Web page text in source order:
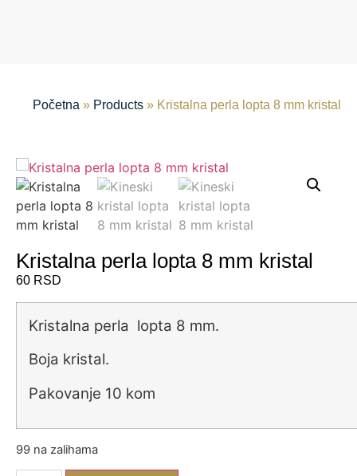
Početna » Products » Kristalna perla lopta 8 mm kristal
Kristalna perla lopta 8 mm kristal
60 RSD
Kristalna perla lopta 8 mm.
Boja kristal.
Pakovanje 10 kom
99 na zalihama